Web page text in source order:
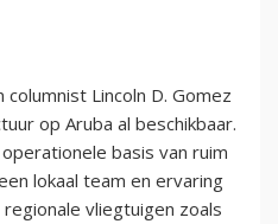
Lincoln D. Gomez
op Aruba al beschikbaar.
basis van ruim
lokaal team en ervaring
vliegtuigen zoals